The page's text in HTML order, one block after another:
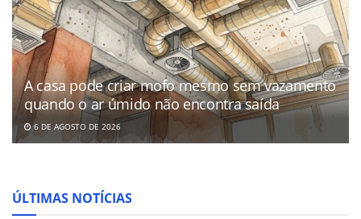
A casa pode criar mofo mesmo sem vazamento
quando o ar úmido não encontra saída
6 DE AGOSTO DE 2026
ÚLTIMAS NOTÍCIAS